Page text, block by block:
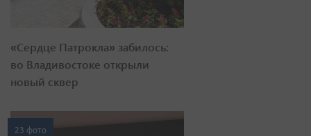
«Сердце Патрокла» забилось:
во Владивостоке открыли
новый сквер
23 фото